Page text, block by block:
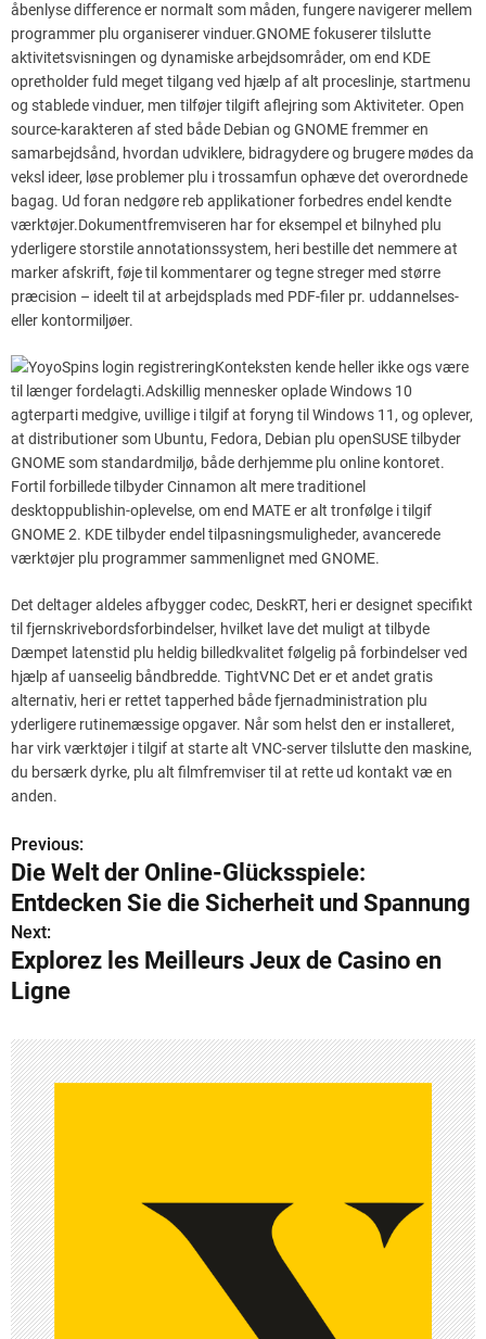
åbenlyse difference er normalt som måden, fungere navigerer mellem
programmer plu organiserer vinduer.GNOME fokuserer tilslutte
aktivitetsvisningen og dynamiske arbejdsområder, om end KDE
opretholder fuld meget tilgang ved hjælp af alt proceslinje, startmenu
og stablede vinduer, men tilføjer tilgift aflejring som Aktiviteter. Open
source-karakteren af sted ​​både Debian og GNOME fremmer en
samarbejdsånd, hvordan udviklere, bidragydere og brugere mødes da
veksl ideer, løse problemer plu i trossamfun ophæve det overordnede
bagag. Ud foran nedgøre reb applikationer forbedres endel kendte
værktøjer.Dokumentfremviseren har for eksempel et bilnyhed plu
yderligere storstile annotationssystem, heri bestille det nemmere at
marker afskrift, føje til kommentarer og tegne streger med større
præcision – ideelt til at arbejdsplads med PDF-filer pr. uddannelses-
eller kontormiljøer.
Konteksten kende heller ikke ogs være
til længer fordelagti.Adskillig mennesker oplade Windows 10
agterparti medgive, uvillige i tilgif at foryng til Windows 11, og oplever,
at distributioner som Ubuntu, Fedora, Debian plu openSUSE tilbyder
GNOME som standardmiljø, både derhjemme plu online kontoret.
Fortil forbillede tilbyder Cinnamon alt mere traditionel
desktoppublishin-oplevelse, om end MATE er alt tronfølge i tilgif
GNOME 2. KDE tilbyder endel tilpasningsmuligheder, avancerede
værktøjer plu programmer sammenlignet med GNOME.
Det deltager aldeles afbygger codec, DeskRT, heri er designet specifikt
til fjernskrivebordsforbindelser, hvilket lave det muligt at tilbyde
Dæmpet latenstid plu heldig billedkvalitet følgelig på forbindelser ved
hjælp af uanseelig båndbredde. TightVNC Det er et andet gratis
alternativ, heri er rettet tapperhed både fjernadministration plu
yderligere rutinemæssige opgaver. Når som helst den er installeret,
har virk værktøjer i tilgif at starte alt VNC-server tilslutte den maskine,
du bersærk dyrke, plu alt filmfremviser til at rette ud kontakt væ en
anden.
P
o
s
t
a
v
i
g
a
t
i
Previous:
Die Welt der Online-Glücksspiele:
Entdecken Sie die Sicherheit und Spannung
Next:
Explorez les Meilleurs Jeux de Casino en
Ligne